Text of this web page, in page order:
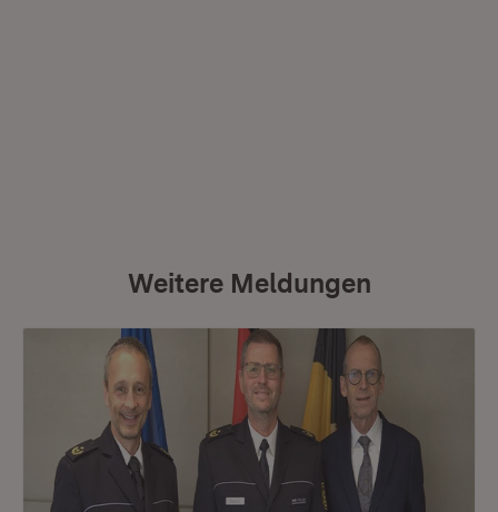
Weitere Meldungen